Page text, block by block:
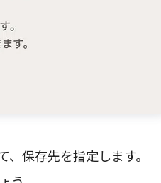
保存先を指定します。